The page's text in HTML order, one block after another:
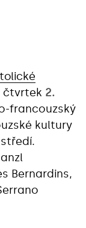
čtvrtek 2.
francouzský
kultury
Bernardins,